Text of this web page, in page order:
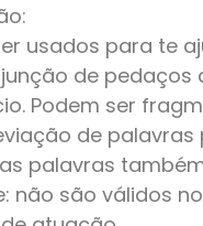
usados para te
de pedaços
Podem ser
de
palavras
não são válidos